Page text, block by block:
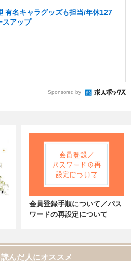
有名キャラグッズも担当/年休127
スアップ
Sponsored by
会員登録手順について／パス
ワードの再設定について
んだ人にオススメ